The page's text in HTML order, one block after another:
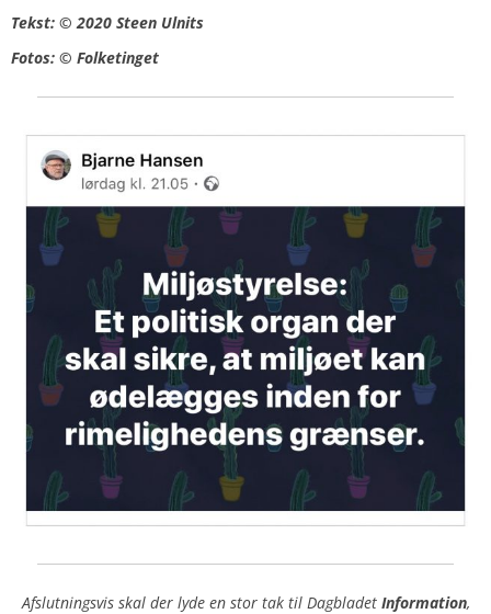
Tekst: © 2020 Steen Ulnits
Fotos: © Folketinget
Afslutningsvis skal der lyde en stor tak til Dagbladet Information,